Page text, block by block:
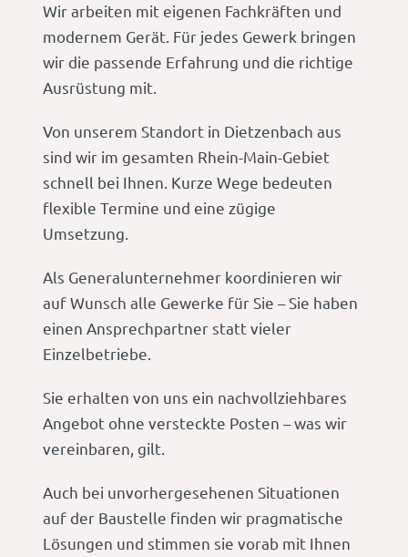
Wir arbeiten mit eigenen Fachkräften und
modernem Gerät. Für jedes Gewerk bringen
wir die passende Erfahrung und die richtige
Ausrüstung mit.
Von unserem Standort in Dietzenbach aus
sind wir im gesamten Rhein-Main-Gebiet
schnell bei Ihnen. Kurze Wege bedeuten
flexible Termine und eine zügige
Umsetzung.
Als Generalunternehmer koordinieren wir
auf Wunsch alle Gewerke für Sie – Sie haben
einen Ansprechpartner statt vieler
Einzelbetriebe.
Sie erhalten von uns ein nachvollziehbares
Angebot ohne versteckte Posten – was wir
vereinbaren, gilt.
Auch bei unvorhergesehenen Situationen
auf der Baustelle finden wir pragmatische
Lösungen und stimmen sie vorab mit Ihnen